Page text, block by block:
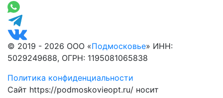
© 2019 - 2026 ООО «Подмосковье» ИНН:
5029249688, ОГРН: 1195081065838
Политика конфиденциальности
Сайт https://podmoskovieopt.ru/ носит